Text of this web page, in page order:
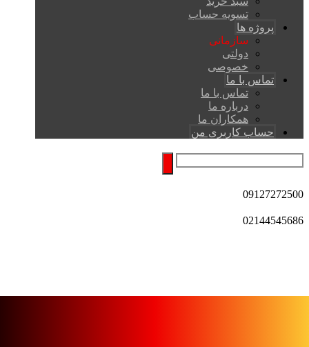
تسویه حساب
پروژه ها
سازمانی
دولتی
خصوصی
تماس با ما
تماس با ما
درباره ما
همکاران ما
حساب کاربری من
09127272500
02144545686